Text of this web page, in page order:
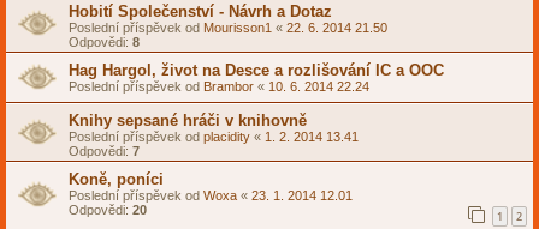
Hobití Společenství - Návrh a Dotaz
Poslední příspěvek od Mourisson1 « 22. 6. 2014 21.50
Odpovědi: 8
Hag Hargol, život na Desce a rozlišování IC a OOC
Poslední příspěvek od Brambor « 10. 6. 2014 22.24
Knihy sepsané hráči v knihovně
Poslední příspěvek od placidity « 1. 2. 2014 13.41
Odpovědi: 7
Koně, poníci
Poslední příspěvek od Woxa « 23. 1. 2014 12.01
Odpovědi: 20 1 2